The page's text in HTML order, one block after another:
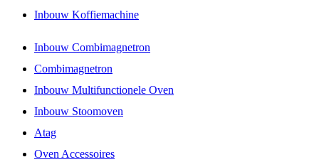
Inbouw Koffiemachine
Inbouw Combimagnetron
Combimagnetron
Inbouw Multifunctionele Oven
Inbouw Stoomoven
Atag
Oven Accessoires